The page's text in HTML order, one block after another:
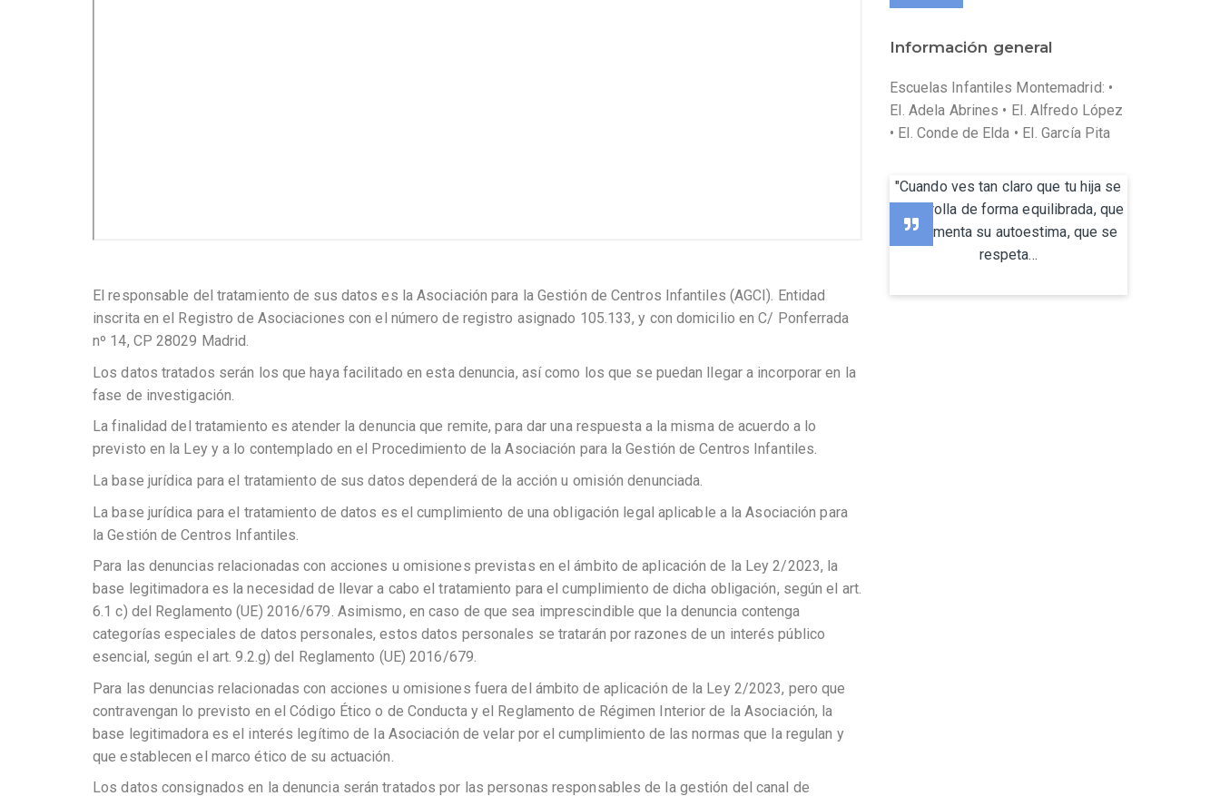
El responsable del tratamiento de sus datos es la Asociación para la Gestión de Centros Infantiles (AGCI). Entidad
inscrita en el Registro de Asociaciones con el número de registro asignado 105.133, y con domicilio en C/ Ponferrada
nº 14, CP 28029 Madrid.
Los datos tratados serán los que haya facilitado en esta denuncia, así como los que se puedan llegar a incorporar en la
fase de investigación.
La finalidad del tratamiento es atender la denuncia que remite, para dar una respuesta a la misma de acuerdo a lo
previsto en la Ley y a lo contemplado en el Procedimiento de la Asociación para la Gestión de Centros Infantiles.
La base jurídica para el tratamiento de sus datos dependerá de la acción u omisión denunciada.
La base jurídica para el tratamiento de datos es el cumplimiento de una obligación legal aplicable a la Asociación para
la Gestión de Centros Infantiles.
Para las denuncias relacionadas con acciones u omisiones previstas en el ámbito de aplicación de la Ley 2/2023, la
base legitimadora es la necesidad de llevar a cabo el tratamiento para el cumplimiento de dicha obligación, según el art.
6.1 c) del Reglamento (UE) 2016/679. Asimismo, en caso de que sea imprescindible que la denuncia contenga
categorías especiales de datos personales, estos datos personales se tratarán por razones de un interés público
esencial, según el art. 9.2.g) del Reglamento (UE) 2016/679.
Para las denuncias relacionadas con acciones u omisiones fuera del ámbito de aplicación de la Ley 2/2023, pero que
contravengan lo previsto en el Código Ético o de Conducta y el Reglamento de Régimen Interior de la Asociación, la
base legitimadora es el interés legítimo de la Asociación de velar por el cumplimiento de las normas que la regulan y
que establecen el marco ético de su actuación.
Los datos consignados en la denuncia serán tratados por las personas responsables de la gestión del canal de
Información general
Escuelas Infantiles Montemadrid: •
EI. Adela Abrines • EI. Alfredo López
• EI. Conde de Elda • EI. García Pita
"Cuando ves tan claro que tu hija se
desarrolla de forma equilibrada, que
se fomenta su autoestima, que se
respeta...